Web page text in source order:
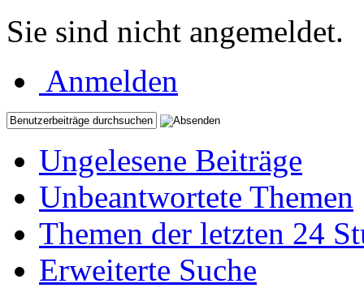
Sie sind nicht angemeldet.
Anmelden
Ungelesene Beiträge
Unbeantwortete Themen
Themen der letzten 24
Erweiterte Suche